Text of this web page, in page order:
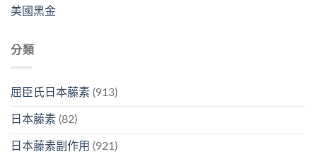
美國黑金
分類
屈臣氏日本藤素 (913)
日本藤素 (82)
日本藤素副作用 (921)